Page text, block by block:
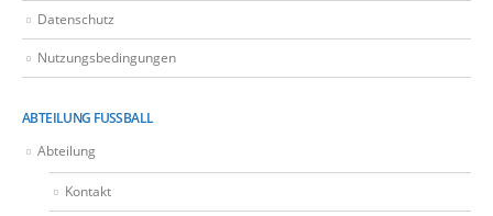
Datenschutz
Nutzungsbedingungen
ABTEILUNG FUSSBALL
Abteilung
Kontakt